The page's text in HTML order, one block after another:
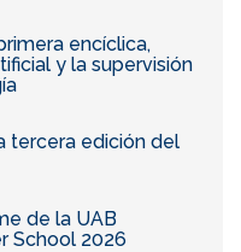
encíclica,
y la supervisión
tercera edición del
de la UAB
School 2026